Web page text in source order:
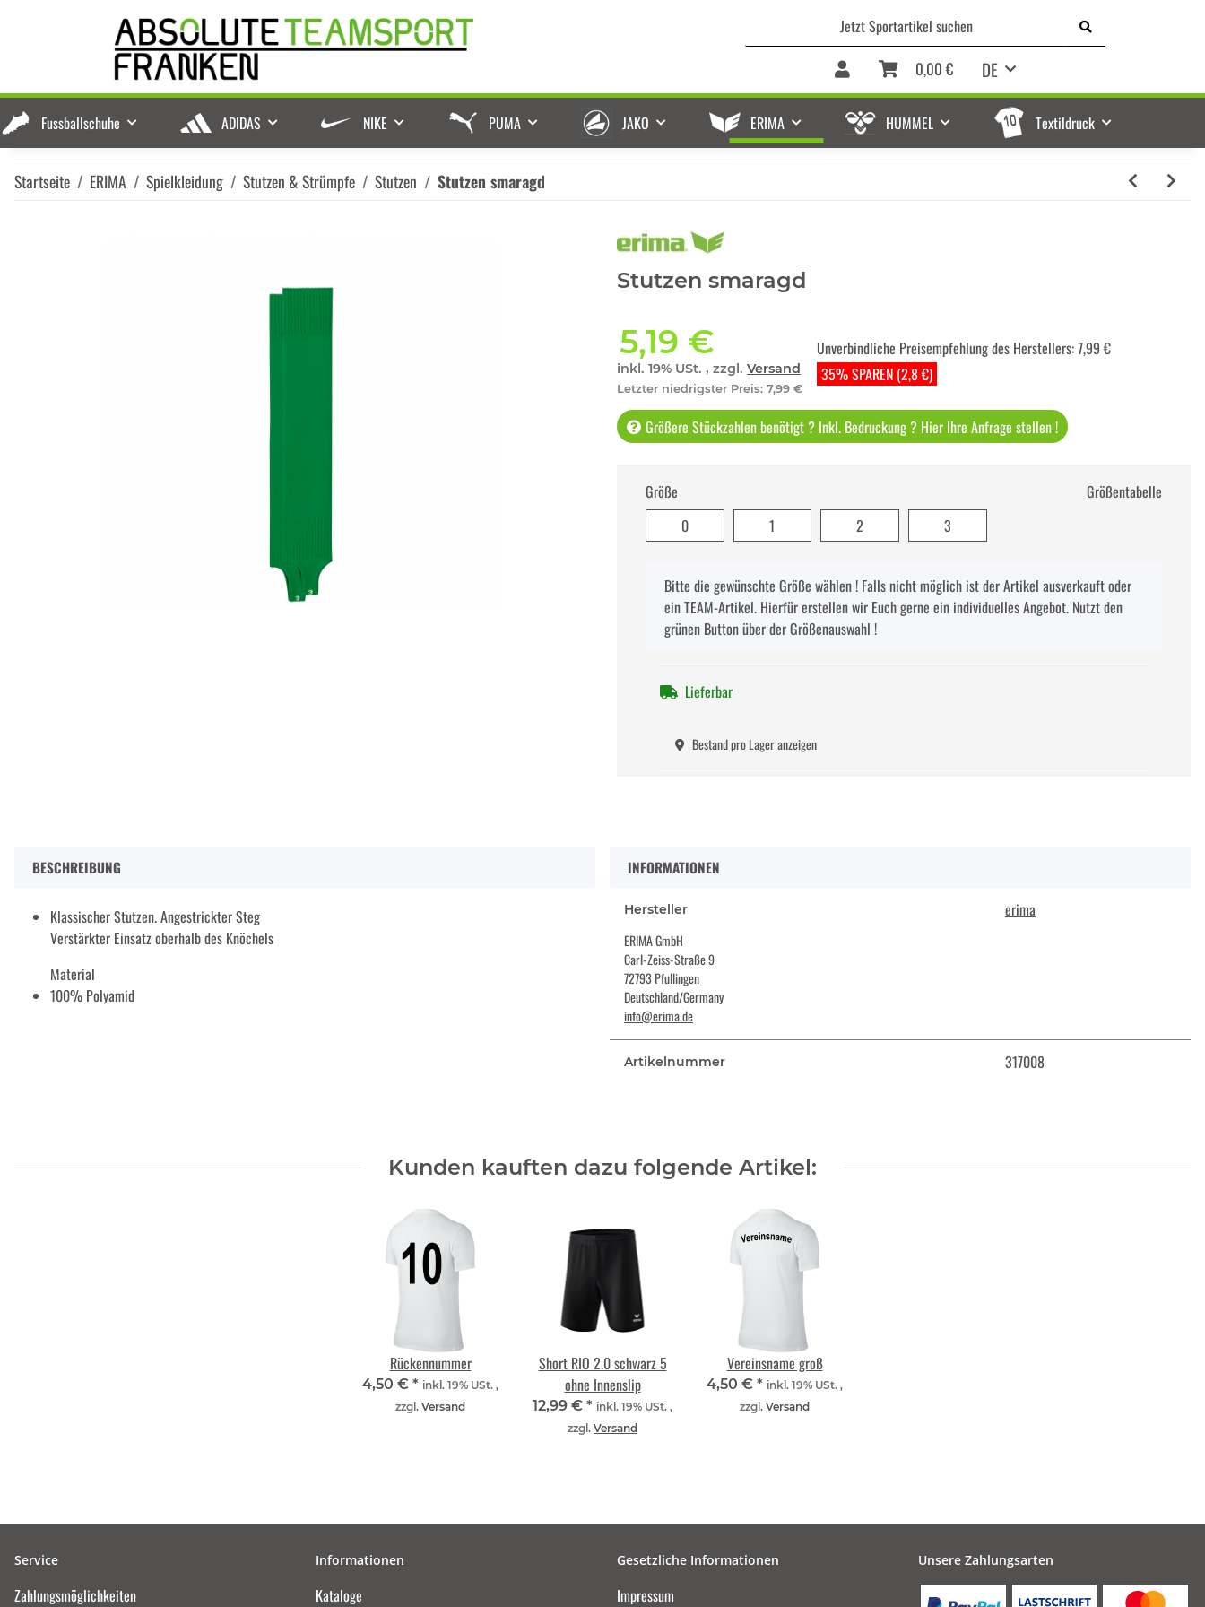
DE
0,00 €
Fussballschuhe ADIDAS NIKE PUMA JAKO ERIMA HUMMEL Textildruck
Startseite ERIMA Spielkleidung Stutzen & Strümpfe Stutzen Stutzen smaragd
Stutzen smaragd
5,19 €
inkl. 19% USt. , zzgl. Versand
Letzter niedrigster Preis: 7,99 €
35% SPAREN (2,8 €)
Unverbindliche Preisempfehlung des Herstellers:7,99 €
Größere Stückzahlen benötigt ? Inkl. Bedruckung ? Hier Ihre Anfrage stellen !
Größe
Größentabelle
0
1 2 3
xBitte die gewünschte Größe wählen ! Falls nicht möglich ist der Artikel ausverkauft oder
ein TEAM-Artikel. Hierfür erstellen wir Euch gerne ein individuelles Angebot. Nutzt den
grünen Button über der Größenauswahl !
Lieferbar
Bestand pro Lager anzeigen
BESCHREIBUNG
Klassischer Stutzen. Angestrickter Steg
Verstärkter Einsatz oberhalb des Knöchels
Material
100% Polyamid
INFORMATIONEN
Hersteller erima
ERIMA GmbH
Carl-Zeiss-Straße 9
72793 Pfullingen
Deutschland/Germany
info@erima.de
Artikelnummer 317008
Kunden kauften dazu folgende Artikel:
Rückennummer
4,50 € * inkl. 19% USt. ,
zzgl. Versand
Short RIO 2.0 schwarz 5
ohne Innenslip
12,99 € * inkl. 19% USt. ,
zzgl. Versand
Vereinsname groß
4,50 € * inkl. 19% USt. ,
zzgl. Versand
Service
Zahlungsmöglichkeiten
Informationen
Kataloge
Gesetzliche Informationen
Impressum
Unsere Zahlungsarten